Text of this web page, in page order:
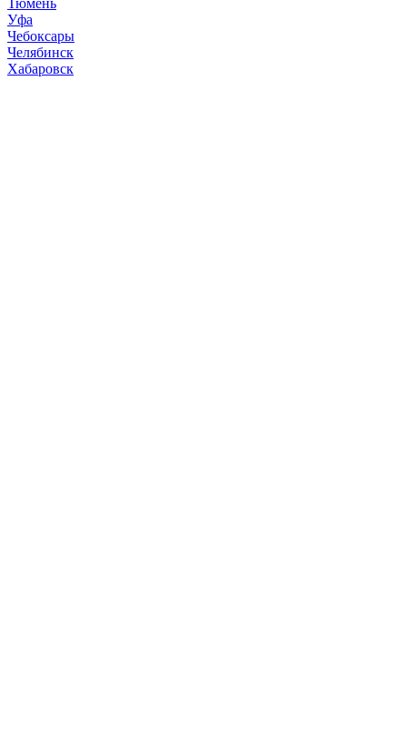
Тюмень
Уфа
Чебоксары
Челябинск
Хабаровск